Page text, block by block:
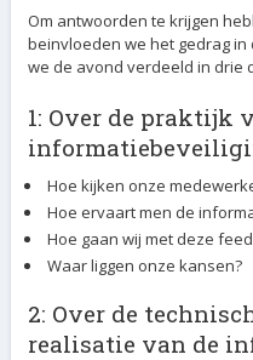
Om antwoorden te krijgen
beinvloeden we het gedrag
we de avond verdeeld in drie
1: Over de praktijk
Hoe kijken onze
Hoe ervaart men de
Hoe gaan wij met deze
Waar liggen onze kansen?
2: Over de
realisatie van de